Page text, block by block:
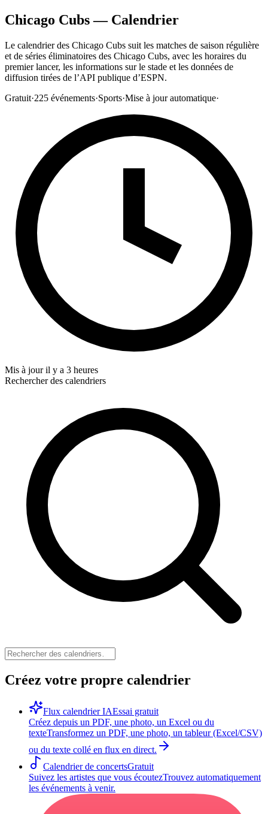
Chicago Cubs — Calendrier
Le calendrier des Chicago Cubs suit les matches de saison régulière
et de séries éliminatoires des Chicago Cubs, avec les horaires du
premier lancer, les informations sur le stade et les données de
diffusion tirées de l’API publique d’ESPN.
Gratuit·225 événements·Sports·Mise à jour automatique·
Mis à jour il y a 3 heures
Rechercher des calendriers
Créez votre propre calendrier
Flux calendrier IAEssai gratuit
Créez depuis un PDF, une photo, un Excel ou du
texteTransformez un PDF, une photo, un tableur (Excel/CSV)
ou du texte collé en flux en direct.
Calendrier de concertsGratuit
Suivez les artistes que vous écoutezTrouvez automatiquement
les événements à venir.